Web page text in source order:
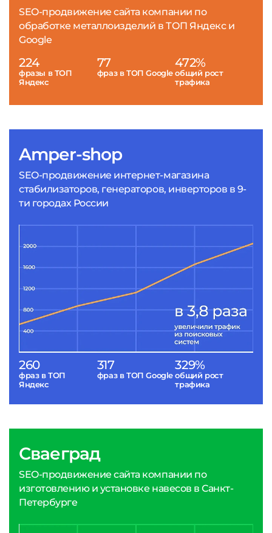
Amper-shop
SEO-продвижение интернет-магазина
стабилизаторов, генераторов, инверторов в 9-
ти городах России
260
фраз в ТОП
Яндекс
317
фраз в ТОП Google
329%
общий рост
трафика
SEO-продвижение сайта компании по
обработке металлоизделий в ТОП Яндекс и
Google
224
фразы в ТОП
Яндекс
77
фраз в ТОП Google
472%
общий рост
трафика
Сваеград
SEO-продвижение сайта компании по
изготовлению и установке навесов в Санкт-
Петербурге